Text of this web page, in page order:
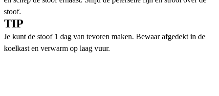
stoof.
TIP
Je kunt de stoof 1 dag van tevoren maken. Bewaar afgedekt in de
koelkast en verwarm op laag vuur.